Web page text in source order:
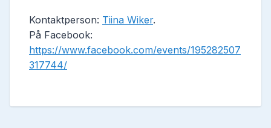
Kontaktperson: Tiina Wiker.
På Facebook:
https://www.facebook.com/events/195282507
317744/